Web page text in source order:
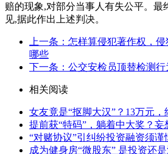
赔的现象,对部分当事人有失公平。最
见,据此作出上述判决。
上一条：怎样算侵犯著作权，
哪些
下一条：公交安检员顶替检测行
相关阅读
女友竟是“抠脚大汉”？13万元，
提前获“特码”，躺着中大奖？妄
“对赌协议”引纠纷投资融资须谨
成为健身房“微股东” 是投资还